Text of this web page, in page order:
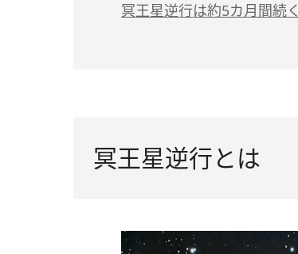
冥王星逆行は約5カ月間続く
冥王星逆行とは